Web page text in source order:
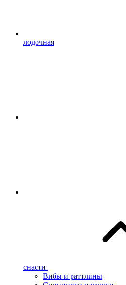
лодочная
снасти
Вибы и раттлины